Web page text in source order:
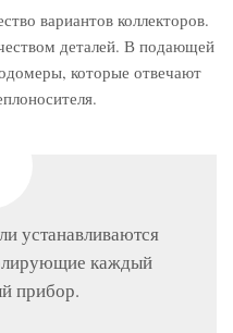
вариантов коллекторов.
деталей. В подающей
которые отвечают
устанавливаются
каждый
прибор.